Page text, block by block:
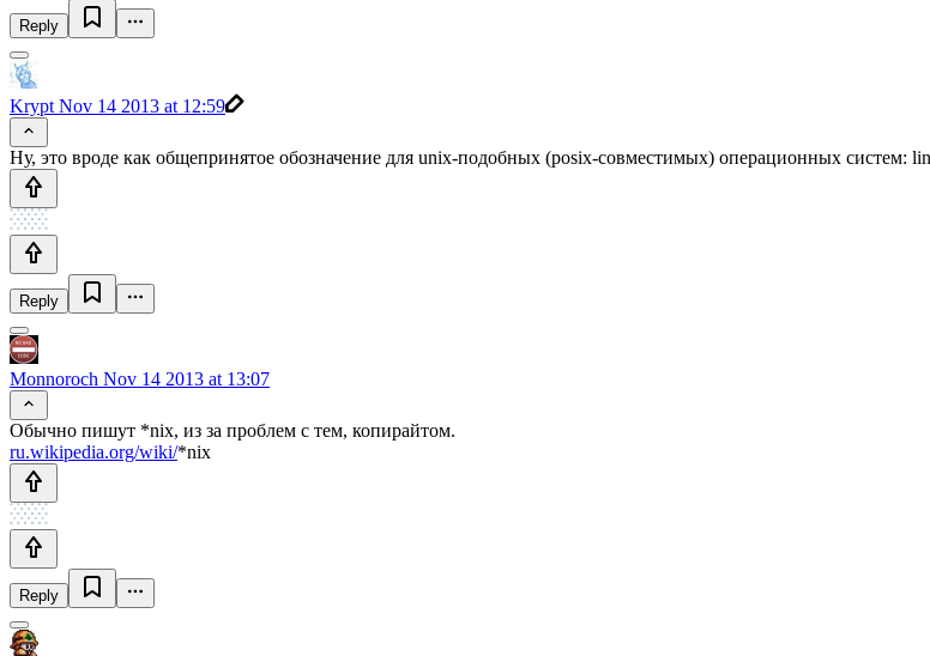
Reply
Krypt Nov 14 2013 at 12:59
Ну, это вроде как общепринятое обозначение для unix-подобных (posix-совместимых) операционных систем:
Reply
Monnoroch Nov 14 2013 at 13:07
Обычно пишут *nix, из за проблем с тем, копирайтом.
ru.wikipedia.org/wiki/*nix
Reply